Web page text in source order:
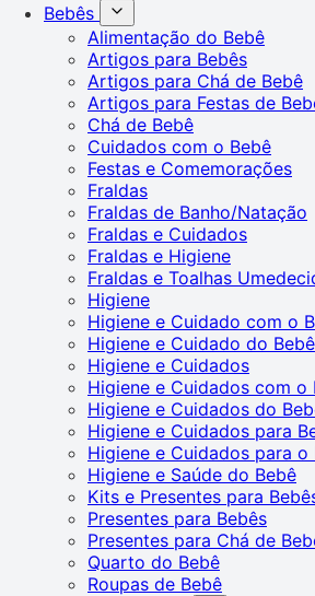
Bebês
Alimentação do Bebê
Artigos para Bebês
Artigos para Chá de Bebê
Artigos para Festas de
Chá de Bebê
Cuidados com o Bebê
Festas e Comemorações
Fraldas
Fraldas de Banho/Natação
Fraldas e Cuidados
Fraldas e Higiene
Fraldas e Toalhas
Higiene
Higiene e Cuidado com o
Higiene e Cuidado do Bebê
Higiene e Cuidados
Higiene e Cuidados com o
Higiene e Cuidados do
Higiene e Cuidados para
Higiene e Cuidados para o
Higiene e Saúde do Bebê
Kits e Presentes para
Presentes para Bebês
Presentes para Chá de
Quarto do Bebê
Roupas de Bebê